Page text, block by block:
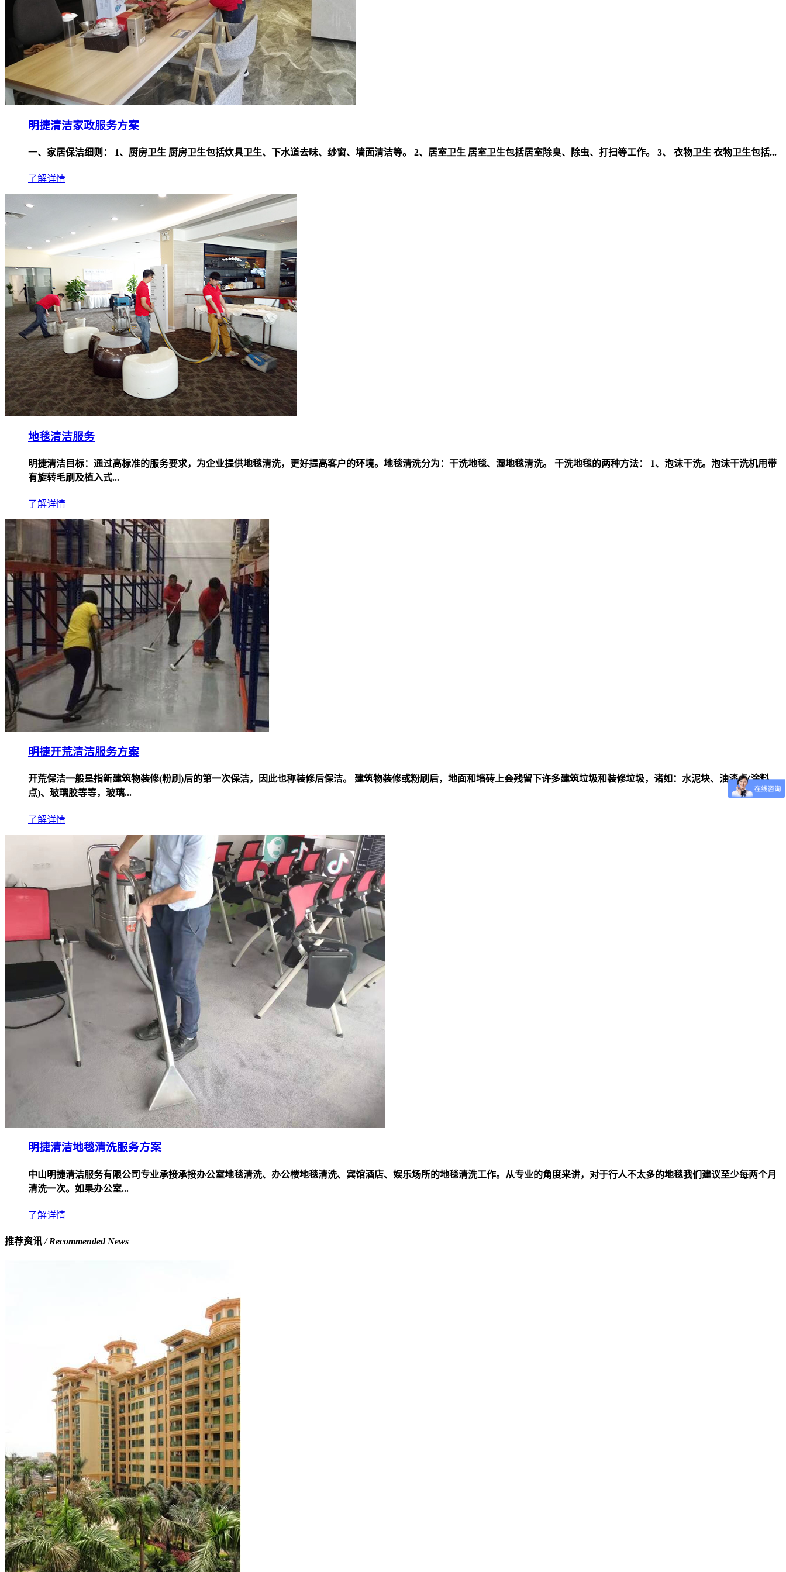
明捷清洁家政服务方案
一、家居保洁细则： 1、厨房卫生 厨房卫生包括炊具卫生、下水道去味、纱窗、墙面清洁等。 2、居室卫生 居室卫生包括居室除臭、除虫、打扫等工作。 3、 衣物卫生 衣物卫生包括...
了解详情
地毯清洁服务
明捷清洁目标：通过高标准的服务要求，为企业提供地毯清洗，更好提高客户的环境。地毯清洗分为：干洗地毯、湿地毯清洗。 干洗地毯的两种方法： 1、泡沫干洗。泡沫干洗机用带
有旋转毛刷及植入式...
了解详情
明捷开荒清洁服务方案
开荒保洁一般是指新建筑物装修(粉刷)后的第一次保洁，因此也称装修后保洁。 建筑物装修或粉刷后，地面和墙砖上会残留下许多建筑垃圾和装修垃圾，诸如：水泥块、油漆点(涂料
点)、玻璃胶等等，玻璃...
了解详情
明捷清洁地毯清洗服务方案
中山明捷清洁服务有限公司专业承接承接办公室地毯清洗、办公楼地毯清洗、宾馆酒店、娱乐场所的地毯清洗工作。从专业的角度来讲，对于行人不太多的地毯我们建议至少每两个月
清洗一次。如果办公室...
了解详情
推荐资讯/ Recommended News